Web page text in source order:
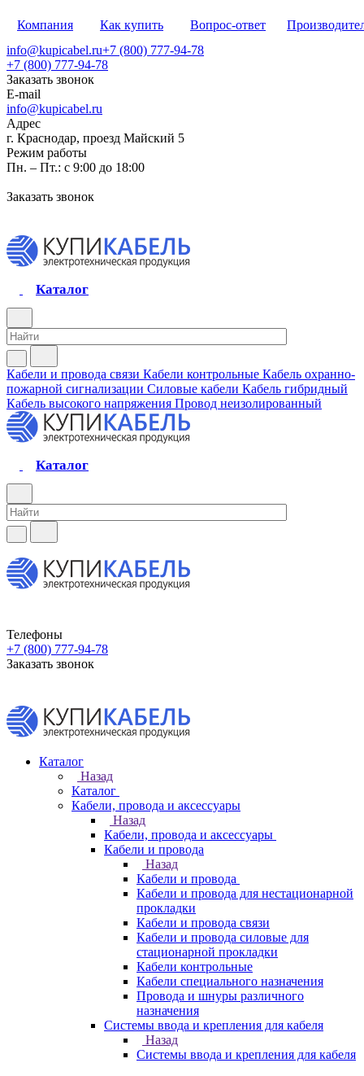
Компания Как купить Вопрос-ответ
info@kupicabel.ru+7 (800) 777-94-78
+7 (800) 777-94-78
Заказать звонок
E-mail
info@kupicabel.ru
Адрес
г. Краснодар, проезд Майский 5
Режим работы
Пн. – Пт.: с 9:00 до 18:00
Заказать звонок
Каталог
Кабели и провода связи Кабели контрольные Кабель охранно-
пожарной сигнализации Силовые кабели Кабель гибридный
Кабель высокого напряжения Провод неизолированный
Каталог
Телефоны
+7 (800) 777-94-78
Заказать звонок
Каталог
Назад
Каталог
Кабели, провода и аксессуары
Назад
Кабели, провода и аксессуары
Кабели и провода
Назад
Кабели и провода
Кабели и провода для нестационарной
прокладки
Кабели и провода связи
Кабели и провода силовые для
стационарной прокладки
Кабели контрольные
Кабели специального назначения
Провода и шнуры различного
назначения
Системы ввода и крепления для кабеля
Назад
Системы ввода и крепления для кабеля